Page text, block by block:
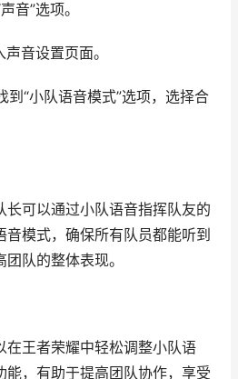
音”选项。
音设置页面。
到“小队语音模式”选项，选择合
长可以通过小队语音指挥队友的
模式，确保所有队员都能听到
队的整体表现。
在王者荣耀中轻松调整小队语
能，有助于提高团队协作，享受